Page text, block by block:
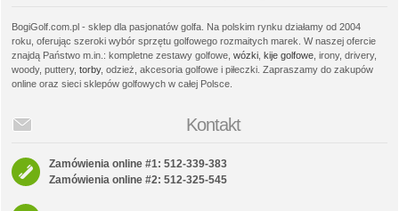
BogiGolf.com.pl - sklep dla pasjonatów golfa. Na polskim rynku działamy od 2004
roku, oferując szeroki wybór sprzętu golfowego rozmaitych marek. W naszej ofercie
znajdą Państwo m.in.: kompletne zestawy golfowe, wózki kije golfowe , irony, drivery,
woody, puttery, torby, odzież, akcesoria golfowe i piłeczki. Zapraszamy do zakupów
online oraz sieci sklepów golfowych w całej Polsce.
Kontakt
Zamówienia online #1: 512-339-383
Zamówienia online #2: 512-325-545